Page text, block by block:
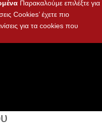
Παρακαλούμε επιλέξτε για
Cookies’ έχετε πιο
για τα cookies που